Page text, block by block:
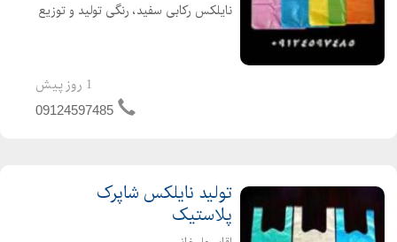
نایلکس رکابی سفید، رنگی تولید و توزیع
تمایل با ارائه فاکتور رسمی ارزش افزوده
1 روز پیش
09124597485
تولید نایلکس شاپرک
پلاستیک